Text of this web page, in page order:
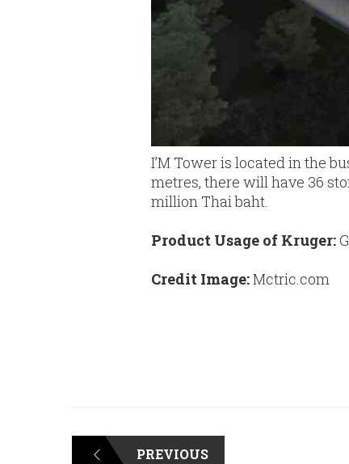
I’M Tower is located in the
metres, there will have 36
million Thai baht.
Product Usage of Kruger:
Credit Image:Mctric.com
PREVIOUS